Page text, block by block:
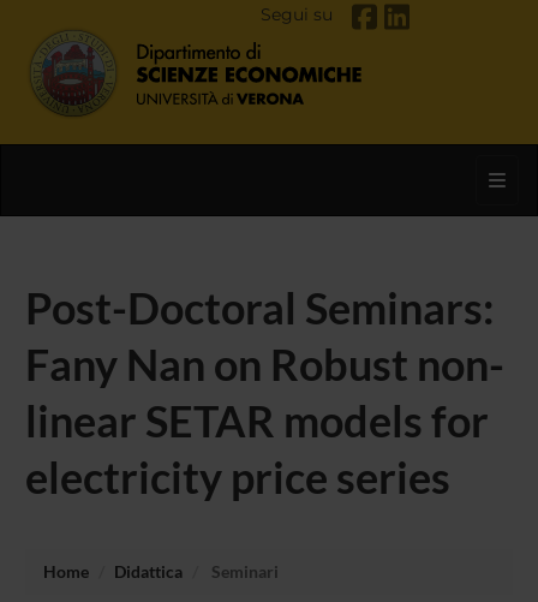
Segui su
Post-Doctoral Seminars:
Fany Nan on Robust non-
linear SETAR models for
electricity price series
Home Didattica Seminari